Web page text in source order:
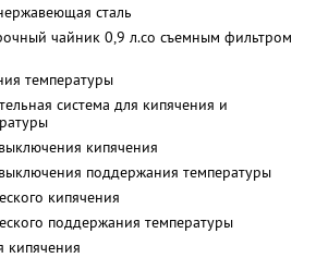
сталь
чайник 0,9 л.со съемным фильтром
температуры
система для кипячения и
кипячения
поддержания температуры
кипячения
поддержания температуры
кипячения